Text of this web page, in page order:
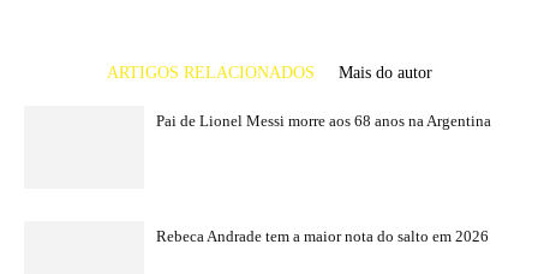
ARTIGOS RELACIONADOS Mais do autor
Pai de Lionel Messi morre aos 68 anos na Argentina
Rebeca Andrade tem a maior nota do salto em 2026